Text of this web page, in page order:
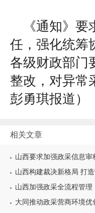
《通知》
任，强化统筹
各级财政部门
整改，对异常
彭勇琪报道 ）
相关文章
山西要求加强政采信息审
山西构建裁决新格局 打
山西加强政采全流程管理
大同推动政采营商环境优